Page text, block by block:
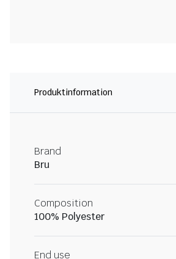
Produktinformation
Brand
Bru
Composition
100% Polyester
End use